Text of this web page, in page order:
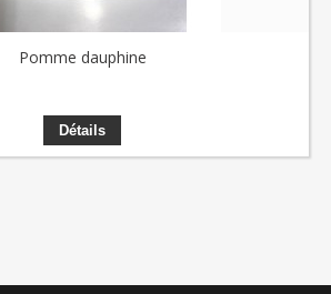
Pomme dauphine
Détails